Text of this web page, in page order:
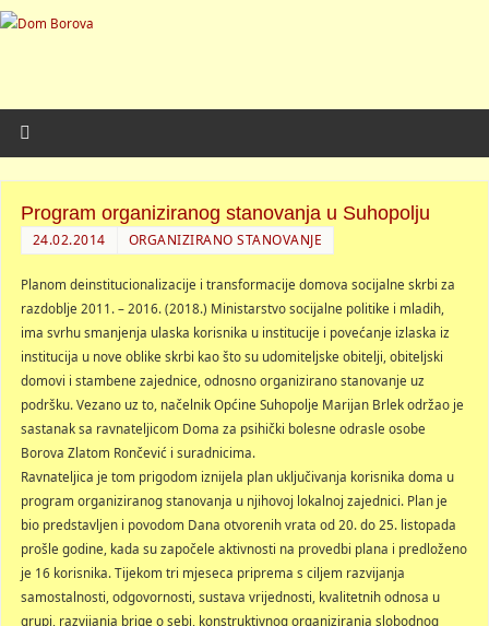
Program organiziranog stanovanja u Suhopolju
24.02.2014 ORGANIZIRANO STANOVANJE
Planom deinstitucionalizacije i transformacije domova socijalne skrbi za
razdoblje 2011. – 2016. (2018.) Ministarstvo socijalne politike i mladih,
ima svrhu smanjenja ulaska korisnika u institucije i povećanje izlaska iz
institucija u nove oblike skrbi kao što su udomiteljske obitelji, obiteljski
domovi i stambene zajednice, odnosno organizirano stanovanje uz
podršku. Vezano uz to, načelnik Općine Suhopolje Marijan Brlek održao je
sastanak sa ravnateljicom Doma za psihički bolesne odrasle osobe
Borova Zlatom Rončević i suradnicima.
Ravnateljica je tom prigodom iznijela plan uključivanja korisnika doma u
program organiziranog stanovanja u njihovoj lokalnoj zajednici. Plan je
bio predstavljen i povodom Dana otvorenih vrata od 20. do 25. listopada
prošle godine, kada su započele aktivnosti na provedbi plana i predloženo
je 16 korisnika. Tijekom tri mjeseca priprema s ciljem razvijanja
samostalnosti, odgovornosti, sustava vrijednosti, kvalitetnih odnosa u
grupi, razvijanja brige o sebi, konstruktivnog organiziranja slobodnog